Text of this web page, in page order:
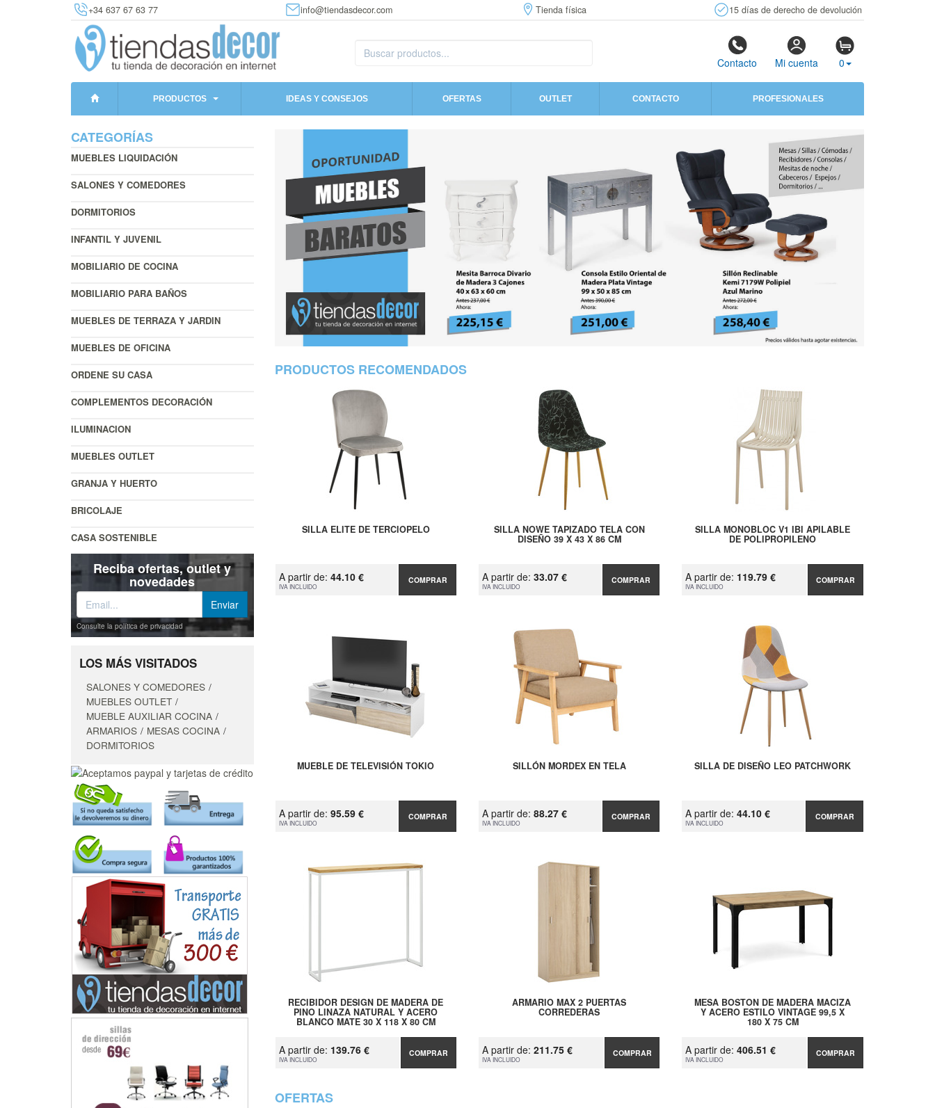
+34 637 67 63 77 info@tiendasdecor.com Tienda física 15 días de derecho de devolución
Contacto Mi cuenta 0
PRODUCTOS IDEAS Y CONSEJOS OFERTAS OUTLET CONTACTO PROFESIONALES
CATEGORÍAS
MUEBLES LIQUIDACIÓN
SALONES Y COMEDORES
DORMITORIOS
INFANTIL Y JUVENIL
MOBILIARIO DE COCINA
MOBILIARIO PARA BAÑOS
MUEBLES DE TERRAZA Y JARDIN
MUEBLES DE OFICINA
ORDENE SU CASA
COMPLEMENTOS DECORACIÓN
ILUMINACION
MUEBLES OUTLET
GRANJA Y HUERTO
BRICOLAJE
CASA SOSTENIBLE
Reciba ofertas, outlet y
novedades
Consulte la política de privacidad
LOS MÁS VISITADOS
SALONES Y COMEDORES
MUEBLES OUTLET
MUEBLE AUXILIAR COCINA
ARMARIOS
MESAS COCINA
DORMITORIOS
PRODUCTOS RECOMENDADOS
SILLA ELITE DE TERCIOPELO
A partir de: 44.10 €
IVA INCLUIDO
COMPRAR
SILLA NOWE TAPIZADO TELA CON
DISEÑO 39 X 43 X 86 CM
A partir de: 33.07 €
IVA INCLUIDO
COMPRAR
SILLA MONOBLOC V1 IBI APILABLE
DE POLIPROPILENO
A partir de: 119.79 €
IVA INCLUIDO
COMPRAR
MUEBLE DE TELEVISIÓN TOKIO
A partir de: 95.59 €
IVA INCLUIDO
COMPRAR
SILLÓN MORDEX EN TELA
A partir de: 88.27 €
IVA INCLUIDO
COMPRAR
SILLA DE DISEÑO LEO PATCHWORK
A partir de:44.10 €
IVA INCLUIDO
COMPRAR
RECIBIDOR DESIGN DE MADERA DE
PINO LINAZA NATURAL Y ACERO
BLANCO MATE 30 X 118 X 80 CM
A partir de: 139.76 €
IVA INCLUIDO
COMPRAR
ARMARIO MAX 2 PUERTAS
CORREDERAS
A partir de: 211.75 €
IVA INCLUIDO
COMPRAR
MESA BOSTON DE MADERA MACIZA
Y ACERO ESTILO VINTAGE 99,5 X
180 X 75 CM
A partir de:406.51 €
IVA INCLUIDO
COMPRAR
OFERTAS